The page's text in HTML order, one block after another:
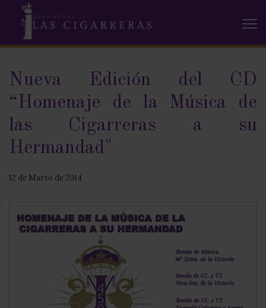
Nueva Edición del CD
“Homenaje de la Música de
las Cigarreras a su
Hermandad"
12 de Marzo de 2014